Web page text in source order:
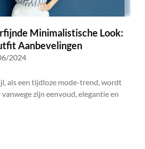
Minimalistische Look:
Aanbevelingen
2024
als een tijdloze mode-trend, wordt
zijn eenvoud, elegantie en